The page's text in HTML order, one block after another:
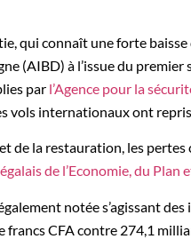
qui connaît une forte
(AIBD) à l’issue du
par l’Agence pour la
vols internationaux ont
de la restauration, les
de l’Economie, du Plan
notée s’agissant
francs CFA contre 274,1